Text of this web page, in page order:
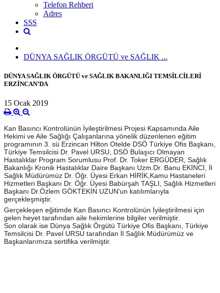
Telefon Rehberi
Adres
SSS
DÜNYA SAĞLIK ÖRGÜTÜ ve SAĞLIK ...
DÜNYA SAĞLIK ÖRGÜTÜ ve SAĞLIK BAKANLIĞI TEMSİLCİLERİ
ERZİNCAN’DA
15 Ocak 2019
Kan Basıncı Kontrolünün İyileştirilmesi Projesi Kapsamında Aile
Hekimi ve Aile Sağlığı Çalışanlarına yönelik düzenlenen eğitim
programının 3. sü Erzincan Hilton Otelde DSÖ Türkiye Ofis Başkanı,
Türkiye Temsilcisi Dr. Pavel URSU, DSÖ Bulaşıcı Olmayan
Hastalıklar Program Sorumlusu Prof. Dr. Toker ERGÜDER, Sağlık
Bakanlığı Kronik Hastalıklar Daire Başkanı Uzm.Dr. Banu EKİNCİ, İl
Sağlık Müdürümüz Dr. Öğr. Üyesi Erkan HİRİK,Kamu Hastaneleri
Hizmetleri Başkanı Dr. Öğr. Üyesi Babürşah TAŞLI, Sağlık Hizmetleri
Başkanı Dr.Özlem GÖKTEKİN UZUN'un katılımlarıyla
gerçekleşmiştir.
Gerçekleşen eğitimde Kan Basıncı Kontrolünün İyileştirilmesi için
gelen heyet tarafından aile hekimlerine bilgiler verilmiştir.
Son olarak ise Dünya Sağlık Örgütü Türkiye Ofis Başkanı, Türkiye
Temsilcisi Dr. Pavel URSU tarafından İl Sağlık Müdürümüz ve
Başkanlarımıza sertifika verilmiştir.